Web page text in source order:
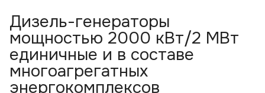
Дизель-генераторы
мощностью 2000 кВт/2 МВт
единичные и в составе
многоагрегатных
энергокомплексов